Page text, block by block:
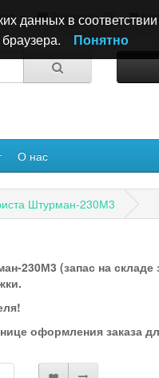
Закладки (0)
О нас
Штурман-230М3
230М3 (запас на складе
оформления заказа
данных в
Понятно